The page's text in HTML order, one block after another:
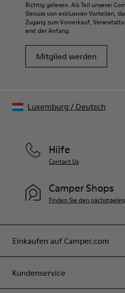
Richtig gelesen. Als Teil unserer
Genuss von exklusiven Vorteilen,
Zugang zum Vorverkauf,
erst der Anfang.
Mitglied werden
Einkaufen auf Camper.com
Kundenservice
Hilfe
Contact Us
Camper Shops
Finden Sie den
Luxemburg / Deutsch